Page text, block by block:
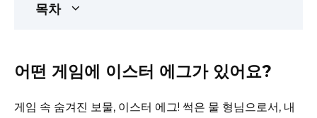
목차
어떤 게임에 이스터 에그가 있어요?
게임 속 숨겨진 보물, 이스터 에그! 썩은 물 형님으로서, 내